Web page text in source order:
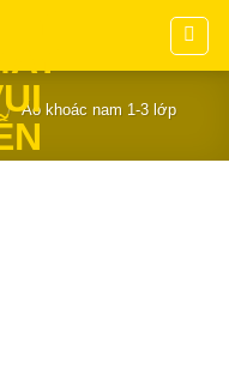
/ Áo khoác nam 1-3 lớp